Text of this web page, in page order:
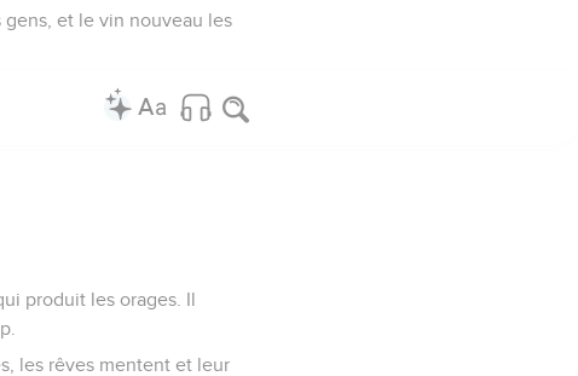
et le vin nouveau les
produit les orages. Il
les rêves mentent et leur